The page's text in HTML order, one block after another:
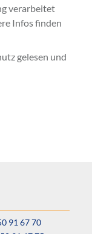
verarbeitet
Infos finden
gelesen und
91 67 70